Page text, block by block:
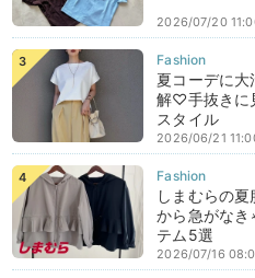
2026/07/20
夏コーデに大
解♡手抜きに
スタイル
2026/06/21
しまむらの
から急がな
テム5選
2026/07/16